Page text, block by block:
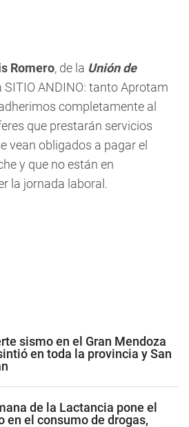
Romero, de la Unión de
SITIO ANDINO: tanto Aprotam
completamente al
que prestarán servicios
vean obligados a pagar el
y que no están en
la jornada laboral.
sismo en el Gran Mendoza
en toda la provincia y San
de la Lactancia pone el
en el consumo de drogas,